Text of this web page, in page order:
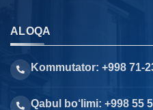
ALOQA
Kommutator: +998 71-
Qabul bo‘limi: +998 55